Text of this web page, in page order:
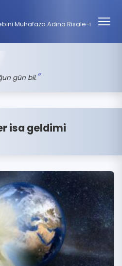
Muhafaza Adına Risale-i
gün bil.
isa geldimi